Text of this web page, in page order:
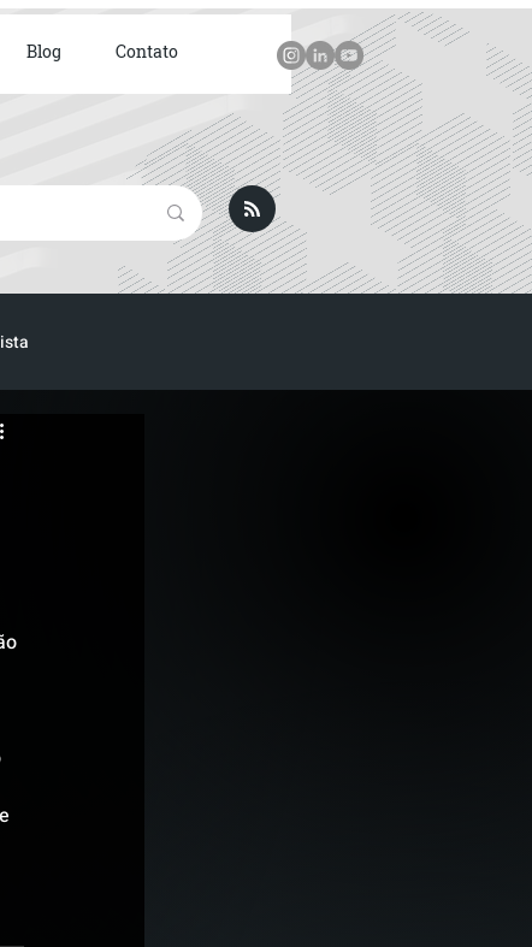
Blog Contato